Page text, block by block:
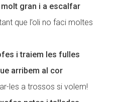
molt gran i a escalfar
que l’oli no faci moltes
i traiem les fulles
arribem al cor
les a trossos si volem!